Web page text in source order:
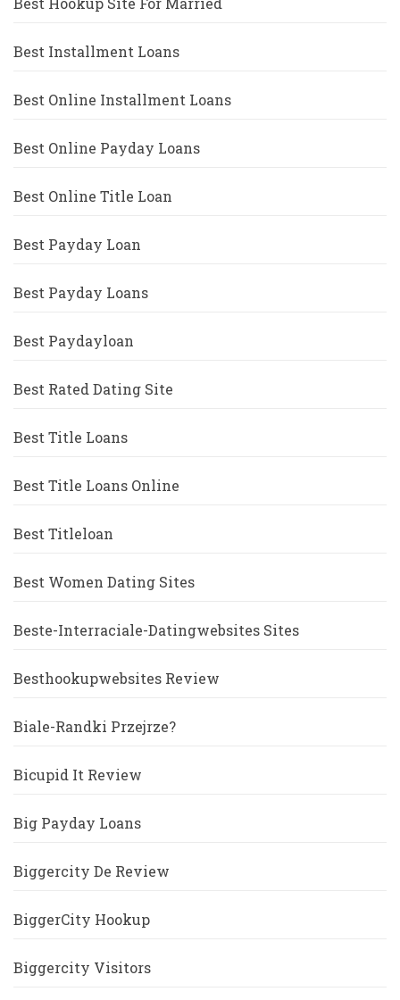
Best Installment Loans
Best Online Installment Loans
Best Online Payday Loans
Best Online Title Loan
Best Payday Loan
Best Payday Loans
Best Paydayloan
Best Rated Dating Site
Best Title Loans
Best Title Loans Online
Best Titleloan
Best Women Dating Sites
Beste-Interraciale-Datingwebsites Sites
Besthookupwebsites Review
Biale-Randki Przejrze?
Bicupid It Review
Big Payday Loans
Biggercity De Review
BiggerCity Hookup
Biggercity Visitors